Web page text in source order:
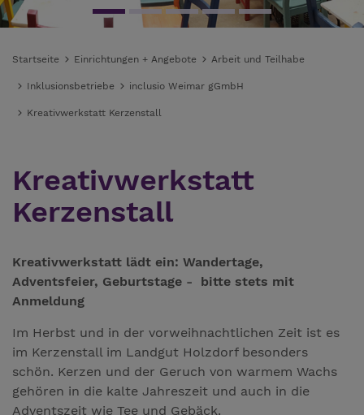
Startseite Einrichtungen + Angebote Arbeit und Teilhabe
Inklusionsbetriebe inclusio Weimar gGmbH
Kreativwerkstatt Kerzenstall
Kreativwerkstatt
Kerzenstall
Kreativwerkstatt lädt ein: Wandertage,
Adventsfeier, Geburtstage - bitte stets mit
Anmeldung
Im Herbst und in der vorweihnachtlichen Zeit ist es
im Kerzenstall im Landgut Holzdorf besonders
schön. Kerzen und der Geruch von warmem Wachs
gehören in die kalte Jahreszeit und auch in die
Adventszeit wie Tee und Gebäck.